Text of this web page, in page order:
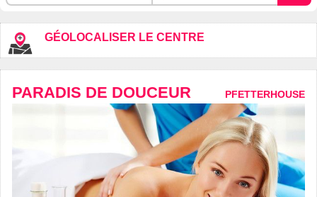
GÉOLOCALISER LE CENTRE
PARADIS DE DOUCEUR PFETTERHOUSE